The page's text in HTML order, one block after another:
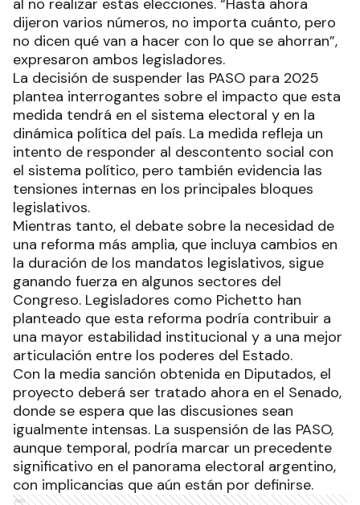
al no realizar estas elecciones. “Hasta ahora
dijeron varios números, no importa cuánto, pero
no dicen qué van a hacer con lo que se ahorran”,
expresaron ambos legisladores.
La decisión de suspender las PASO para 2025
plantea interrogantes sobre el impacto que esta
medida tendrá en el sistema electoral y en la
dinámica política del país. La medida refleja un
intento de responder al descontento social con
el sistema político, pero también evidencia las
tensiones internas en los principales bloques
legislativos.
Mientras tanto, el debate sobre la necesidad de
una reforma más amplia, que incluya cambios en
la duración de los mandatos legislativos, sigue
ganando fuerza en algunos sectores del
Congreso. Legisladores como Pichetto han
planteado que esta reforma podría contribuir a
una mayor estabilidad institucional y a una mejor
articulación entre los poderes del Estado.
Con la media sanción obtenida en Diputados, el
proyecto deberá ser tratado ahora en el Senado,
donde se espera que las discusiones sean
igualmente intensas. La suspensión de las PASO,
aunque temporal, podría marcar un precedente
significativo en el panorama electoral argentino,
con implicancias que aún están por definirse.
Ads